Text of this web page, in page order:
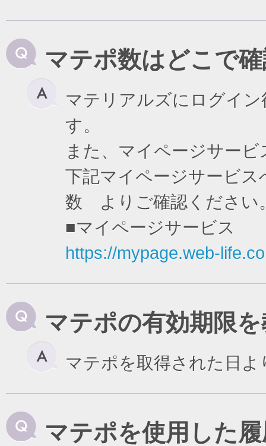
マテポ数はどこで
マテリアルズにログイ
す。
また、マイページサー
下記マイページサービ
数 よりご確認ください
■マイページサービス
https://mypage.web-
マテポの有効期限
マテポを取得された日
マテポを使用した